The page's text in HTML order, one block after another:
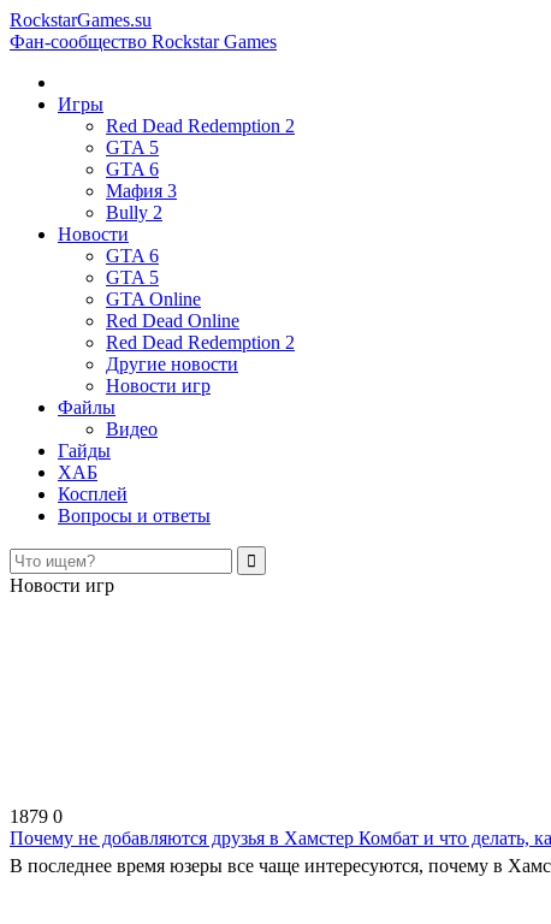
RockstarGames.su
Фан-сообщество Rockstar Games
Игры
Red Dead Redemption 2
GTA 5
GTA 6
Мафия 3
Bully 2
Новости
GTA 6
GTA 5
GTA Online
Red Dead Online
Red Dead Redemption 2
Другие новости
Новости игр
Файлы
Видео
Гайды
ХАБ
Косплей
Вопросы и ответы
Новости игр
1879 0
Почему не добавляются друзья в Хамстер Комбат и что делать,
В последнее время юзеры все чаще интересуются, почему в